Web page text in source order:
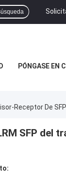
PÓNGASE EN
Receptor De
SFP del